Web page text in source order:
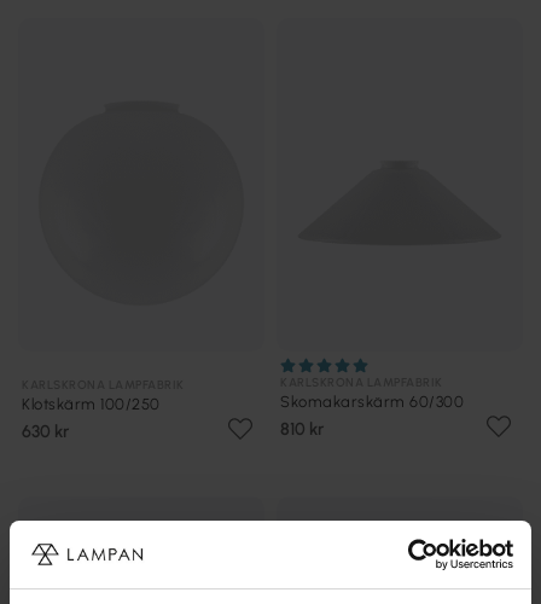
Klotskärm 100/250
630 kr
Skomakarskärm 60/300
810 kr